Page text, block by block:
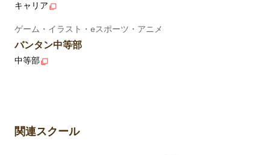
キャリア
ゲーム・イラスト・eスポーツ・アニメ
バンタン中等部
中等部
関連スクール